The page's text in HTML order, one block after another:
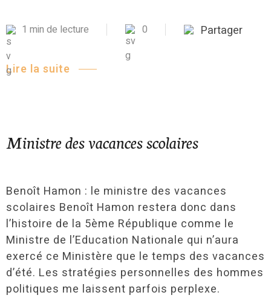
1 min de lecture 0 Partager
Lire la suite
Ministre des vacances scolaires
Benoît Hamon : le ministre des vacances
scolaires Benoît Hamon restera donc dans
l’histoire de la 5ème République comme le
Ministre de l’Education Nationale qui n’aura
exercé ce Ministère que le temps des vacances
d’été. Les stratégies personnelles des hommes
politiques me laissent parfois perplexe.